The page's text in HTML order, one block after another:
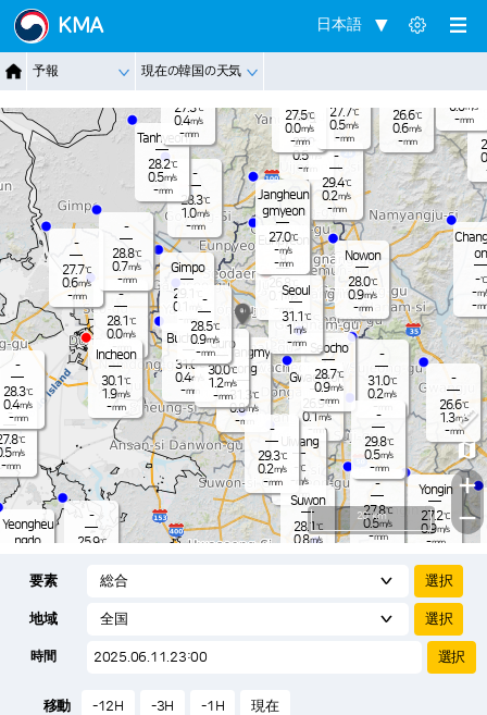
KMA 日本語
予報 現在の韓国の天気
-
℃
m/s
-mm
Yeongheu
ngdo
m/s
Yangju
27.9
0.5m/s
-mm
Gwacheon
26.9℃
0.1m/s
-mm
Yongin
27.2℃
0.9m/s
-mm
-
26.6℃
1.3m/s
-mm
0.5m/s
-
25.9℃
-
28.1 ℃
0.0m/s
-mm
-
28.3℃
1.0m/s
-mm
Pocheon
26.6℃
0.6m/s
-mm
-
27.7℃
0.6m/s
-mm
on
-℃
-m/
-
Tanhyeon
28.2℃
0.5m/s
-mm
- mm
24.8
0.0m/s
-mm
Uiwang
-℃
- m/s
-mm
Gimpo
29.1
0.1
-mm
Gwangmy
eong
31.3℃
0.8m/s
-mm
Bucheon
31.0℃
0.4m/s
-mm
-
28.8℃
0.7m/s
-mm
Guro
30.0℃
1.2m/s
-mm
Eunpyeon
g
26.8
0.1m/s
-mm
Nowon
28.0℃
0.9m/s
-mm
-
31.0℃
0.2m/s
-mm
Seocho
28.7℃
0.9m/s
-mm
-
29.4℃
0.2m/s
-mm
-
27.8℃
0.5m/s
-mm
-
29.3℃
0.2m/s
-mm
-
29.8℃
0.5m/s
-mm
Jangheun
gmyeon
27.0℃
-m/s
-mm
n
27.5℃
0.0m/s
-mm
26.3℃
0.8
-
-
28.3℃
0.4m/s
-mm
-
28.5℃
0.9m/s
-mm
Suwon
28.1℃
0.8m/s
Incheon
30.1 ℃
1.9m/s
-mm
Seoul
31.1 ℃
1 m/s
-mm
Paju
27.3℃
0.4m/s
-mm
27.7℃
0.5m/s
-mm
+
−
20 km
要素
地域
時間
移動 -12H -3H -1H 現在